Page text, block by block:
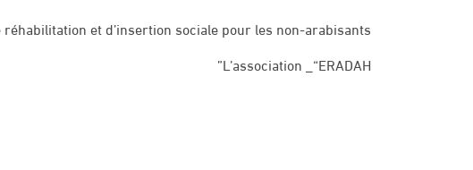
et d’insertion sociale pour les non-arabisants
L’association _“ERADAH”